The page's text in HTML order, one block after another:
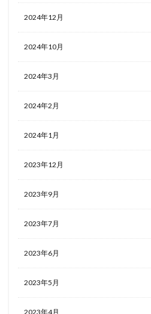
2024年12月
2024年10月
2024年3月
2024年2月
2024年1月
2023年12月
2023年9月
2023年7月
2023年6月
2023年5月
2023年4月